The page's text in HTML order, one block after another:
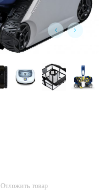
Отложить товар